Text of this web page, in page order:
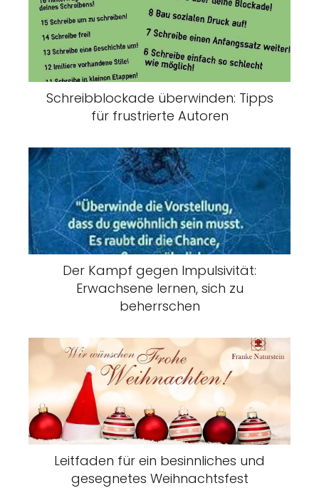
Schreibblockade überwinden: Tipps
für frustrierte Autoren
Der Kampf gegen Impulsivität:
Erwachsene lernen, sich zu
beherrschen
Leitfaden für ein besinnliches und
gesegnetes Weihnachtsfest